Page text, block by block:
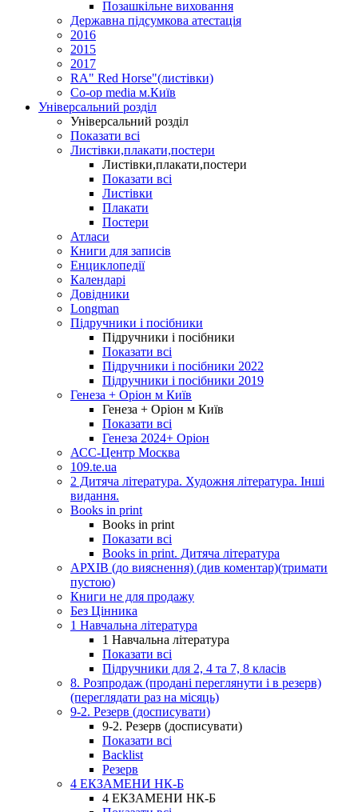
Позашкільне виховання
Державна підсумкова атестація
2016
2015
2017
RA" Red Horse"(листівки)
Co-op media м.Київ
Універсальний розділ
Універсальний розділ
Показати всі
Листівки,плакати,постери
Листівки,плакати,постери
Показати всі
Листівки
Плакати
Постери
Атласи
Книги для записів
Енциклопедії
Календарі
Довідники
Longman
Підручники і посібники
Підручники і посібники
Показати всі
Підручники і посібники 2022
Підручники і посібники 2019
Генеза + Оріон м Київ
Генеза + Оріон м Київ
Показати всі
Генеза 2024+ Оріон
АСС-Центр Москва
109.te.ua
2 Дитяча література. Художня література. Інші
видання.
Books in print
Books in print
Показати всі
Books in print. Дитяча література
АРХІВ (до вияснення) (див коментар)(тримати
пустою)
Книги не для продажу
Без Цінника
1 Навчальна література
1 Навчальна література
Показати всі
Підручники для 2, 4 та 7, 8 класів
8. Розпродаж (продані переглянути і в резерв)
(переглядати раз на місяць)
9-2. Резерв (досписувати)
9-2. Резерв (досписувати)
Показати всі
Backlist
Резерв
4 ЕКЗАМЕНИ НК-Б
4 ЕКЗАМЕНИ НК-Б